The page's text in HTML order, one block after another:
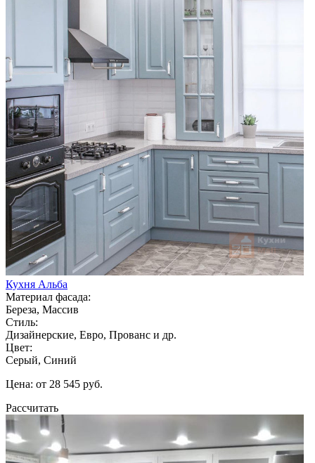
Кухня Альба
Материал фасада:
Береза, Массив
Стиль:
Дизайнерские, Евро, Прованс и др.
Цвет:
Серый, Синий
Цена: от 28 545 руб.
Рассчитать